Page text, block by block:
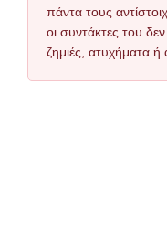
πάντα τους
οι συντάκτες του
ζημιές, ατυχήματα ή